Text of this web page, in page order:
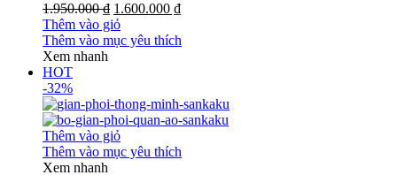
1.950.000 ₫ 1.600.000 ₫
Thêm vào giỏ
Thêm vào mục yêu thích
Xem nhanh
HOT
-32%
Thêm vào giỏ
Thêm vào mục yêu thích
Xem nhanh